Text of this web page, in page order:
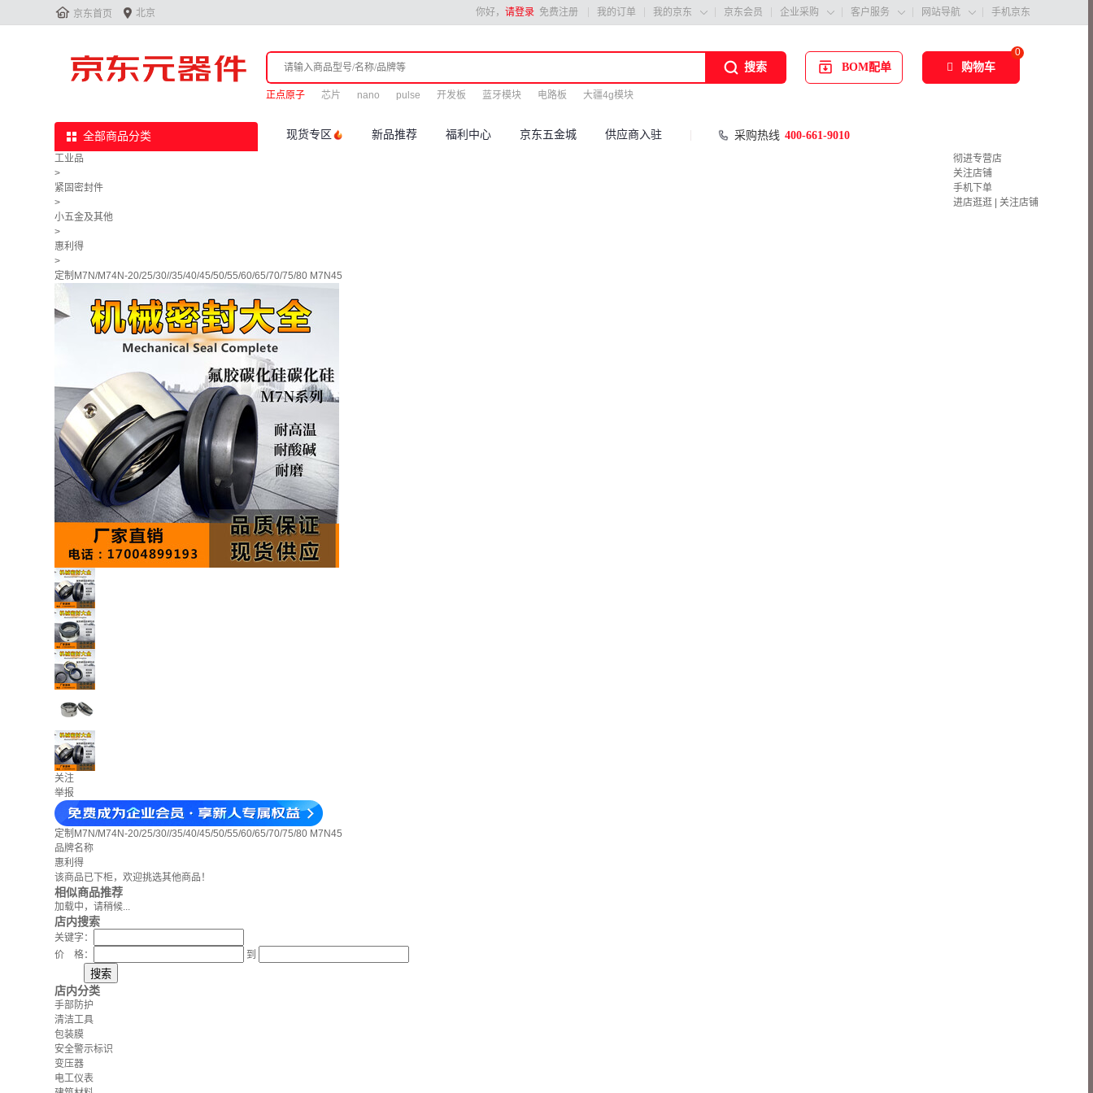
 京东首页  北京 你好， 请登录 免费注册 我的订单 我的京东  京东会员 企业采购  客户服务  网站导航  手机京东
搜索
正点原子 芯片 nano pulse 开发板 蓝牙模块 电路板 大疆4g模块
BOM配单
0
购物车
全部商品分类 现货专区 新品推荐 福利中心 京东五金城 供应商入驻 采购热线 400-661-9010
工业品
>
紧固密封件
>
小五金及其他
>
惠利得
>
定制M7N/M74N-20/25/30//35/40/45/50/55/60/65/70/75/80 M7N45
彻进专营店
关注店铺
手机下单
进店逛逛
关注店铺
关注
举报
定制M7N/M74N-20/25/30//35/40/45/50/55/60/65/70/75/80 M7N45
品牌名称
惠利得
该商品已下柜，欢迎挑选其他商品！
相似商品推荐
加载中，请稍候...
店内搜索
关键字：
价 格：
到
店内分类
手部防护
清洁工具
包装膜
安全警示标识
变压器
电工仪表